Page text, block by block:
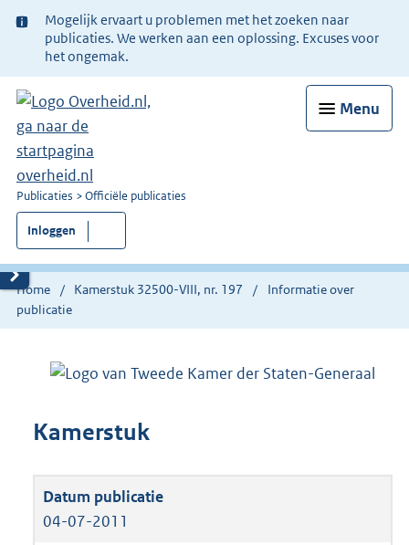
Ter
informatie:
Mogelijk ervaart u problemen met het zoeken naar
publicaties. We werken aan een oplossing. Excuses voor
het ongemak.
Menu
U
bent
nu
hier:
Publicaties Officiële publicaties
Inloggen
Home Kamerstuk 32500-VIII, nr. 197
Informatie over
publicatie
Kamerstuk
04-07-2011